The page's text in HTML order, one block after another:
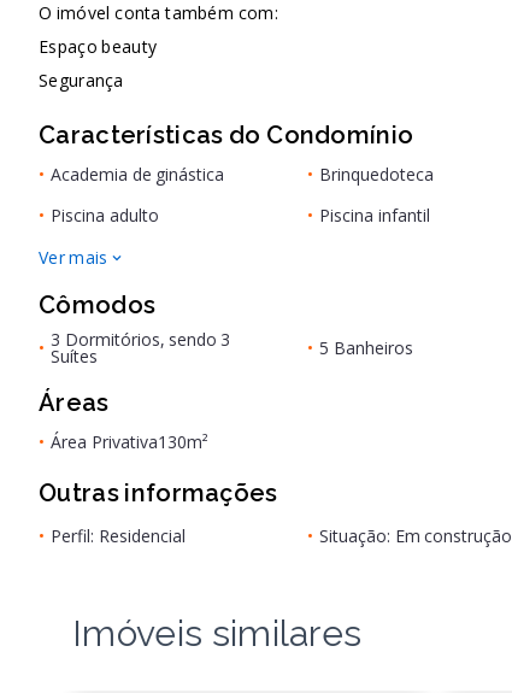
O imóvel conta também com:
Espaço beauty
Segurança
Características do Condomínio
• Academia de ginástica • Brinquedoteca
• Piscina adulto • Piscina infantil
Ver mais
Cômodos
• 3 Dormitórios, sendo 3
Suítes • 5 Banheiros
Áreas
• Área Privativa130m²
Outras informações
• Perfil: Residencial • Situação: Em construção
Imóveis similares